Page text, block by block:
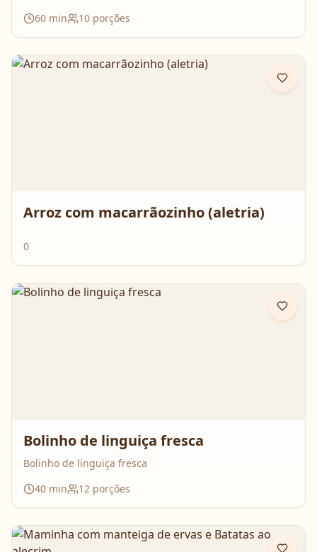
60 min 10 porções
Arroz com macarrãozinho (aletria)
0
Bolinho de linguiça fresca
Bolinho de linguiça fresca
40 min 12 porções